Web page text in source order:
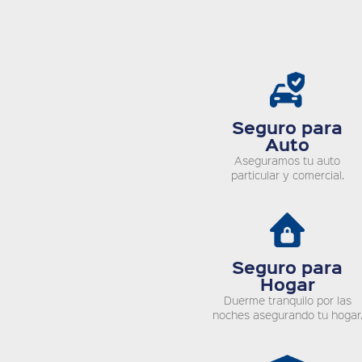
Seguro para
Auto
Aseguramos tu auto
particular y comercial.
Seguro para
Hogar
Duerme tranquilo por las
noches asegurando tu hogar.